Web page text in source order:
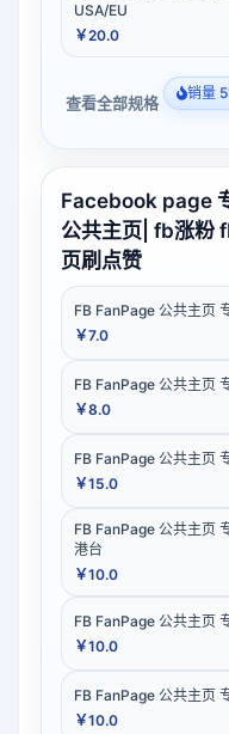
USA/EU
￥20.0
查看全部规格 销量
Facebook page
公共主页| fb涨粉
页刷点赞
FB FanPage 公共主页
￥7.0
FB FanPage 公共主页
￥8.0
FB FanPage 公共主页
￥15.0
FB FanPage 公共主页
港台
￥10.0
FB FanPage 公共主页
￥10.0
FB FanPage 公共主页
￥10.0